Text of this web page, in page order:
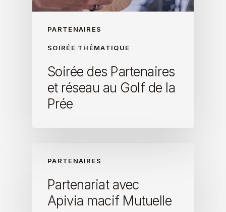
PARTENAIRES
SOIRÉE THÉMATIQUE
Soirée des Partenaires
et réseau au Golf de la
Prée
PARTENAIRES
Partenariat avec
Apivia macif Mutuelle